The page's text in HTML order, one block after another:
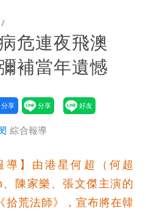
觀念」
？環法女子自由車賽
手「解衣」檢查
女演員當「全職運將」
賺更多
危連夜飛澳
補當年遺憾
綜合報導
導】由港星何超（何超
陳家樂、張文傑主演的
拾荒法師》，宣布將在韓